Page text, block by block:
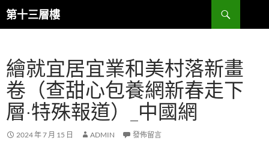
跳
至
內
容
第十三層樓
搜
尋
繪就宜居宜業和美村落新畫
卷（查甜心包養網新春走下
層·特殊報道）_中國網
2024 年 7 月 15 日 ADMIN 發佈留言